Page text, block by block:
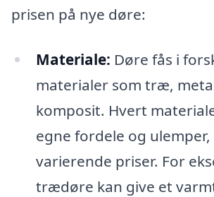
prisen på nye døre:
Materiale: Døre fås i
materialer som træ,
komposit. Hvert
egne fordele og ulemper,
varierende priser. For
trædøre kan give et